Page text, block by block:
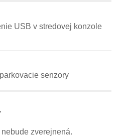
USB v stredovej konzole
senzory
zverejnená.